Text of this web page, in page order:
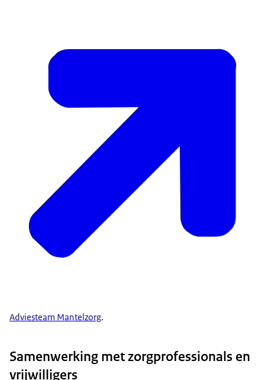
Adviesteam Mantelzorg.
Samenwerking met zorgprofessionals en
vrijwilligers